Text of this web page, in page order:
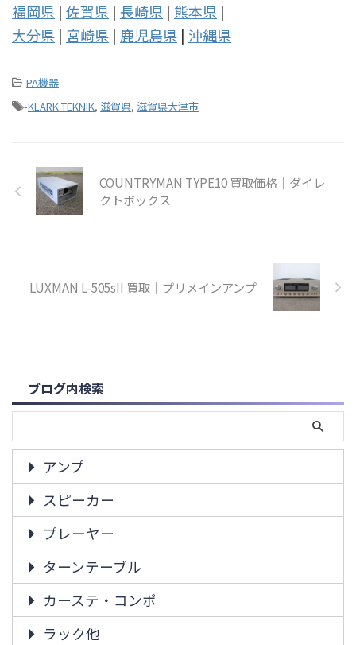
福岡県 | 佐賀県 | 長崎県 | 熊本県 |
大分県 | 宮崎県 | 鹿児島県 | 沖縄県
-PA機器
-KLARK TEKNIK, 滋賀県, 滋賀県大津市
COUNTRYMAN TYPE10 買取価格｜ダイレ
クトボックス
LUXMAN L-505sII 買取｜プリメインアンプ
ブログ内検索
アンプ
スピーカー
プレーヤー
ターンテーブル
カーステ・コンポ
ラック他